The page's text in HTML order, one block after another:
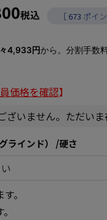
税込 ［ 673 ポイ
4,933円から。分割手数
価格を確認】
ざいません。ただいま
ラインド） 硬さ
。